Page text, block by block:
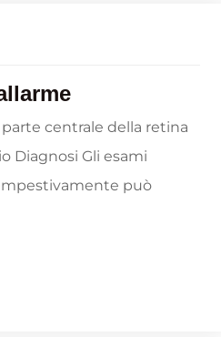
centrale della retina
Diagnosi Gli esami
può